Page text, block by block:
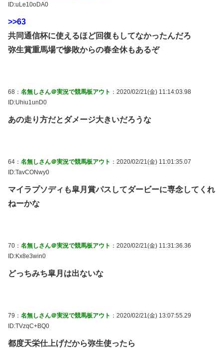
ID:uLe10oDA0
>>63
共同通信杯に使えるほど回復もしてなかったんだろ
弥生賞重馬場で惨敗からの春全休もあるぞ
68： 名無しさん＠実況で競馬板アウト ：2020/02/21(金) 11:14:03.98
ID:Uhiu1unD0
あの走り方だとダメージ大きいだろうな
64： 名無しさん＠実況で競馬板アウト ：2020/02/21(金) 11:01:35.07
ID:TavCONwy0
マイラプソディも皐月賞パスしてダービーに専念してくれ
ねーかな
70： 名無しさん＠実況で競馬板アウト ：2020/02/21(金) 11:31:36.36
ID:Kx8e3win0
どっちみち皐月は出ないな
79： 名無しさん＠実況で競馬板アウト ：2020/02/21(金) 13:07:55.29
ID:TVzqC+BQ0
都度天栄仕上げだから弥生使ったら